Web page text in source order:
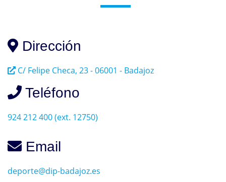
Dirección
C/ Felipe Checa, 23 - 06001 - Badajoz
Teléfono
924 212 400 (ext. 12750)
Email
deporte@dip-badajoz.es